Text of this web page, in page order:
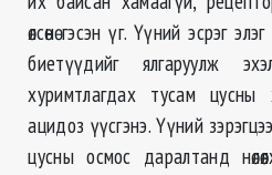
өлсөнө гэсэн үг. Үүний эсрэг
биетүүдийг ялгаруулж
хуримтлагдах тусам цусны
ацидоз үүсгэнэ. Үүний
цусны осмос даралтанд